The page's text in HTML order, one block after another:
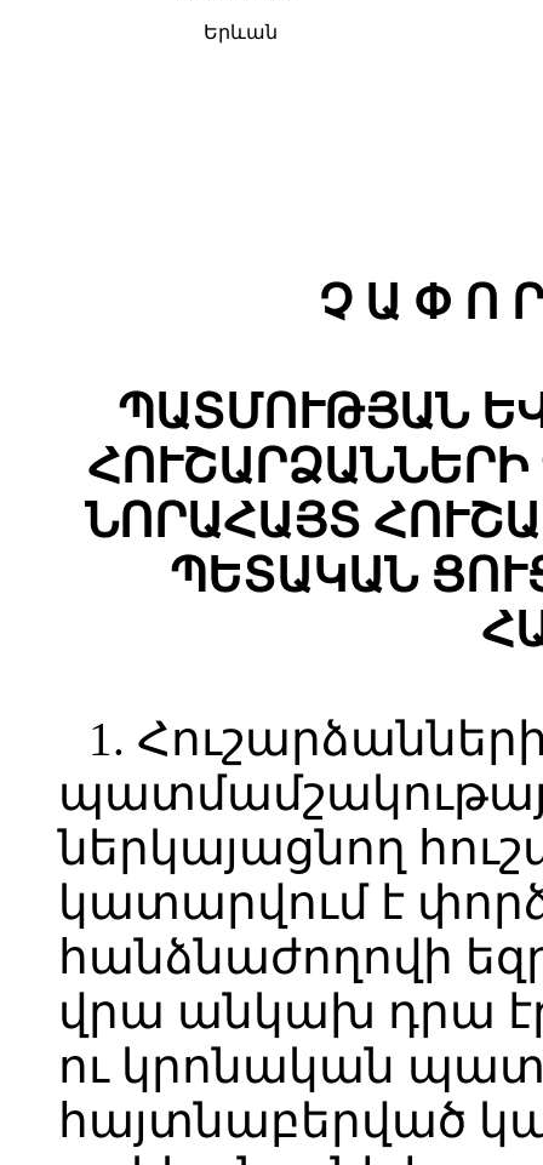
Երևան
Չ Ա Փ Ո
ՊԱՏՄՈՒԹՅԱՆ
ՆՈՐԱՀԱՅՏ
ՊԵՏԱԿԱՆ
1.
ներկայացնող
կատարվում է
հանձնաժողովի
վրա անկախ դրա
ու կրոնական
հայտնաբերված